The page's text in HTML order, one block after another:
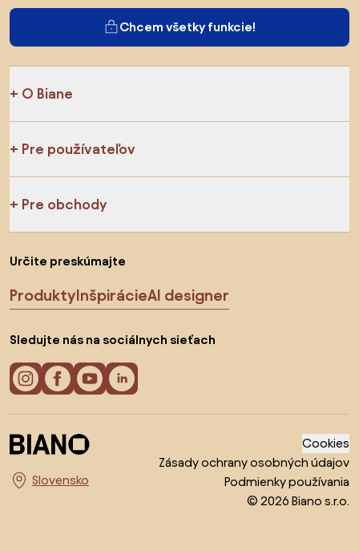
Chcem všetky funkcie!
O Biane
Pre používateľov
Pre obchody
Určite preskúmajte
ProduktyInšpirácieAI designer
Sledujte nás na sociálnych sieťach
Vyberte krajinu
Cookies
Zásady ochrany osobných údajov
Podmienky používania
© 2026 Biano s.r.o.